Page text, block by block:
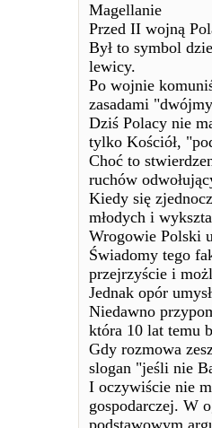
Magellanie
Przed II wojną
Był to symbol
lewicy.
Po wojnie
zasadami
Dziś Polacy nie
tylko Kościół,
Choć to
ruchów
Kiedy się
młodych i
Wrogowie Polski
Świadomy tego
przejrzyście i
Jednak opór
Niedawno
która 10 lat temu
Gdy rozmowa
slogan "jeśli nie
I oczywiście nie
gospodarczej. W
podstawowym